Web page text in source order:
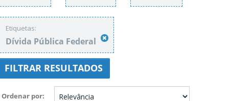
Etiquetas:
Dívida Pública Federal
FILTRAR RESULTADOS
Ordenar por